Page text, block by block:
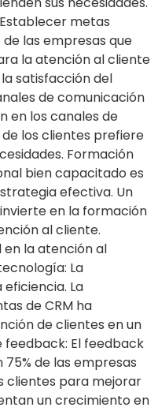
metas
de las empresas que
la atención al cliente
satisfacción del
de comunicación
en los canales de
de los clientes prefiere
Formación
bien capacitado es
efectiva. Un
en la formación
al cliente.
en la atención al
La
La
de CRM ha
de clientes en un
feedback: El feedback
de las empresas
clientes para mejorar
un crecimiento en